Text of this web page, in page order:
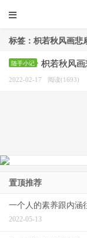
标签：枳若秋风画悲
随手小记 枳若秋风
2022-02-17 阅读(1693)
置顶推荐
一个人的素养跟内涵
2022-05-13